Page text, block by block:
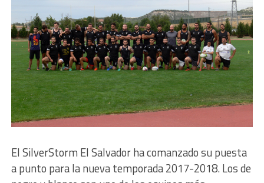
El SilverStorm El Salvador ha comanzado su puesta
a punto para la nueva temporada 2017-2018. Los de